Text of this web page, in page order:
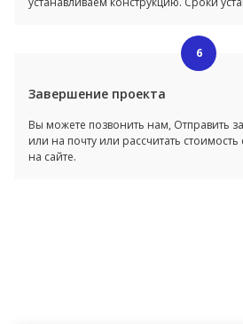
Завершение проекта
Вы можете позвонить нам, Отправить
или на почту или рассчитать
на сайте.
6